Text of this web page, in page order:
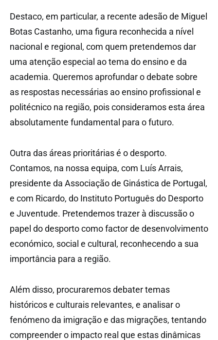
Destaco, em particular, a recente adesão de Miguel
Botas Castanho, uma figura reconhecida a nível
nacional e regional, com quem pretendemos dar
uma atenção especial ao tema do ensino e da
academia. Queremos aprofundar o debate sobre
as respostas necessárias ao ensino profissional e
politécnico na região, pois consideramos esta área
absolutamente fundamental para o futuro.
Outra das áreas prioritárias é o desporto.
Contamos, na nossa equipa, com Luís Arrais,
presidente da Associação de Ginástica de Portugal,
e com Ricardo, do Instituto Português do Desporto
e Juventude. Pretendemos trazer à discussão o
papel do desporto como factor de desenvolvimento
económico, social e cultural, reconhecendo a sua
importância para a região.
Além disso, procuraremos debater temas
históricos e culturais relevantes, e analisar o
fenómeno da imigração e das migrações, tentando
compreender o impacto real que estas dinâmicas